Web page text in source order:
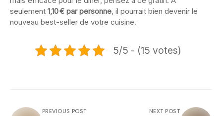
seulement 1,10 € par personne , il pourrait bien devenir le
nouveau best-seller de votre cuisine.
5/5 - (15 votes)
PREVIOUS POST NEXT POST